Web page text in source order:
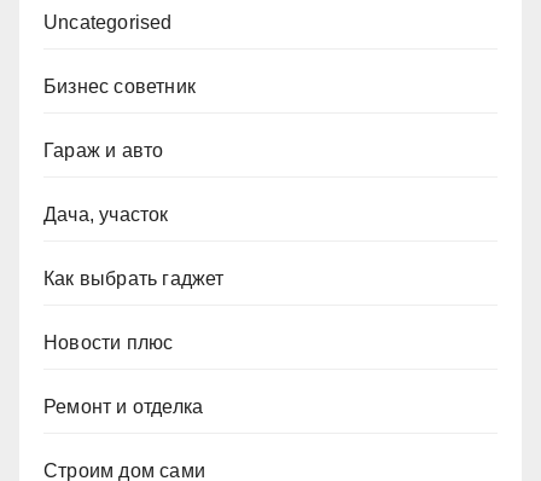
Uncategorised
Бизнес советник
Гараж и авто
Дача, участок
Как выбрать гаджет
Новости плюс
Ремонт и отделка
Строим дом сами